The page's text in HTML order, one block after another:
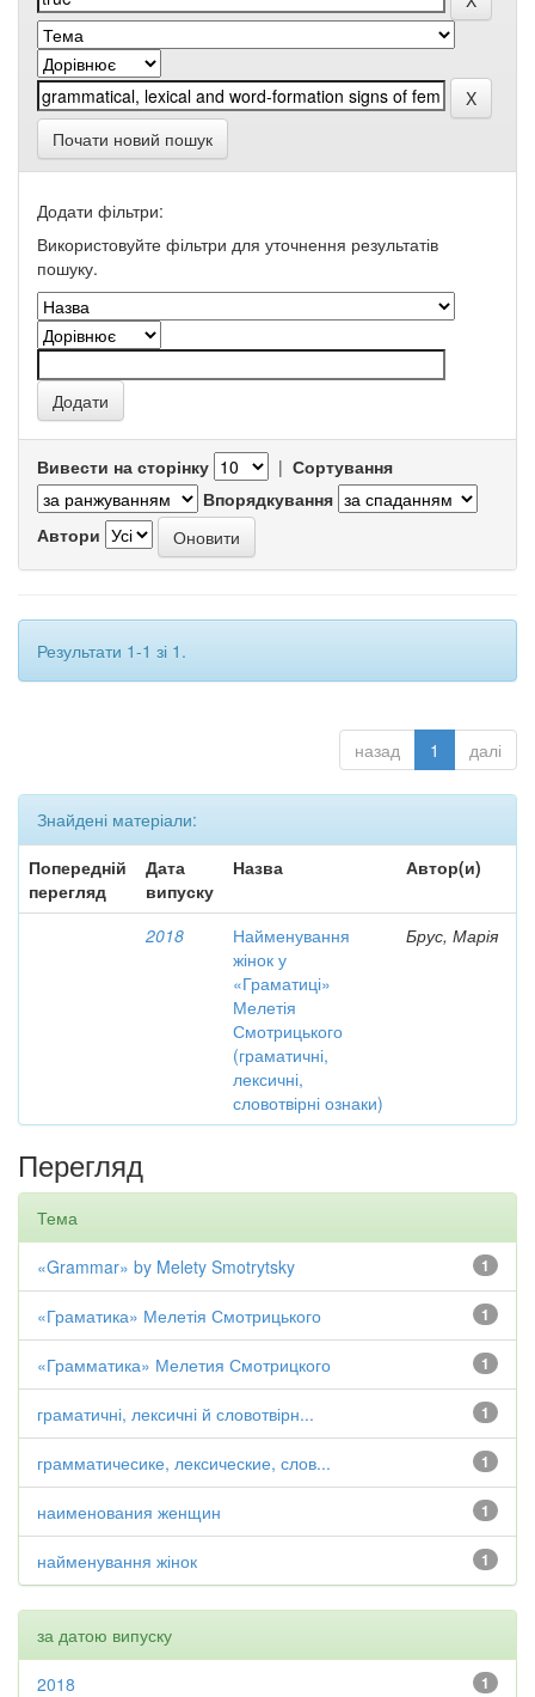
Почати новий пошук
Додати фільтри:
Використовуйте фільтри для уточнення результатів
пошуку.
Вивести на сторінку | Сортування
Впорядкування
Автори
Результати 1-1 зі 1.
назад 1 далі
Знайдені матеріали:
Попередній
перегляд
Дата
випуску
Назва Автор(и)
2018
Найменування
жінок у
«Граматиці»
Мелетія
Смотрицького
(граматичні,
лексичні,
словотвірні ознаки)
Брус, Марія
Перегляд
Тема
1
«Grammar» by Melety Smotrytsky
1
«Граматика» Мелетія Смотрицького
1
«Грамматика» Мелетия Смотрицкого
1
граматичні, лексичні й словотвірн...
1
грамматичесике, лексические, слов...
1
наименования женщин
1
найменування жінок
за датою випуску
1
2018